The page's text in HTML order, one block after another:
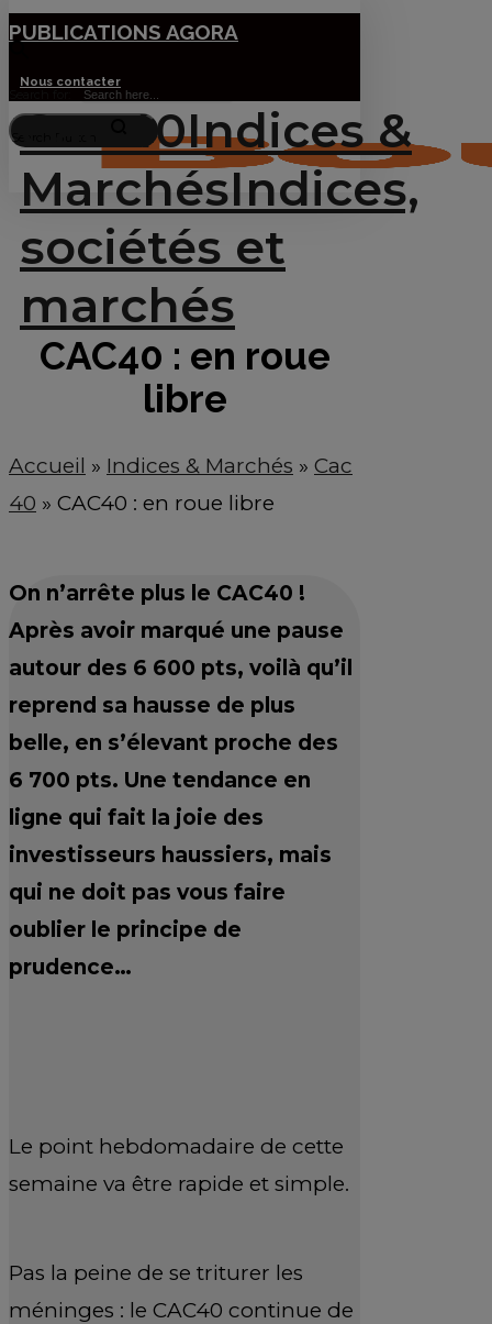
Skip
main
content
PUBLICATIONS AGORA
Nous contacter
Search Button
Menu
Cac 40Indices &
MarchésIndices,
sociétés et
marchés
CAC40 : en roue
libre
Accueil » Indices & Marchés » Cac
40 » CAC40 : en roue libre
On n’arrête plus le CAC40 !
Après avoir marqué une pause
autour des 6 600 pts, voilà qu’il
reprend sa hausse de plus
belle, en s’élevant proche des
6 700 pts. Une tendance en
ligne qui fait la joie des
investisseurs haussiers, mais
qui ne doit pas vous faire
oublier le principe de
prudence…
Le point hebdomadaire de cette
semaine va être rapide et simple.
Pas la peine de se triturer les
méninges : le CAC40 continue de